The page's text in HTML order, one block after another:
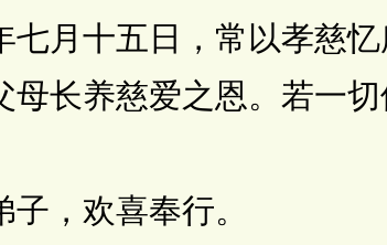
月十五日，常以孝慈
长养慈爱之恩。若一
，欢喜奉行。